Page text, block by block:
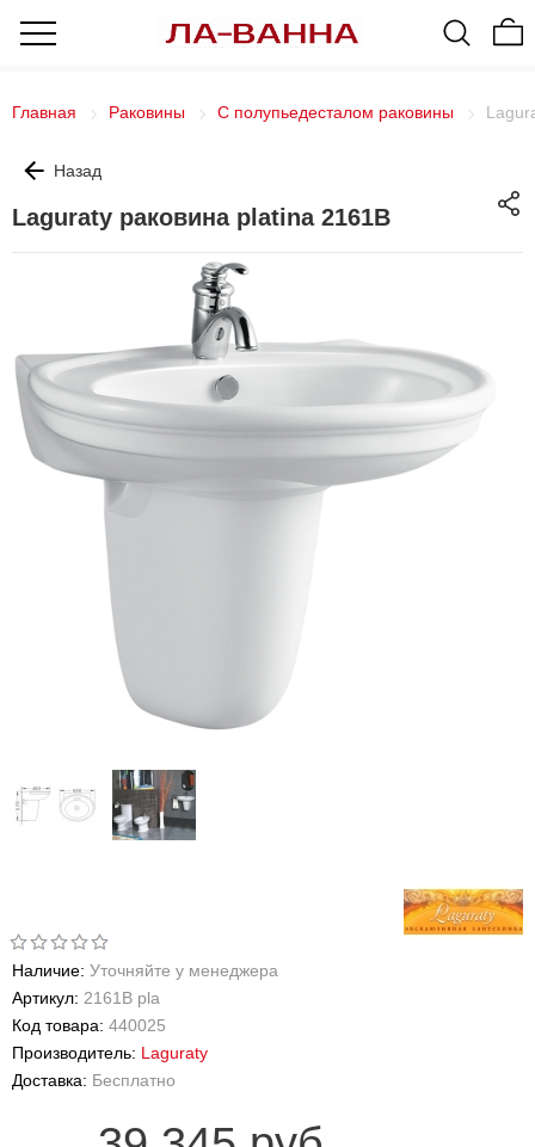
Главная Раковины С полупьедесталом раковины
Назад
Laguraty раковина platina 2161В
Наличие: Уточняйте у менеджера
Артикул: 2161В pla
Код товара: 440025
Производитель: Laguraty
Доставка: Бесплатно